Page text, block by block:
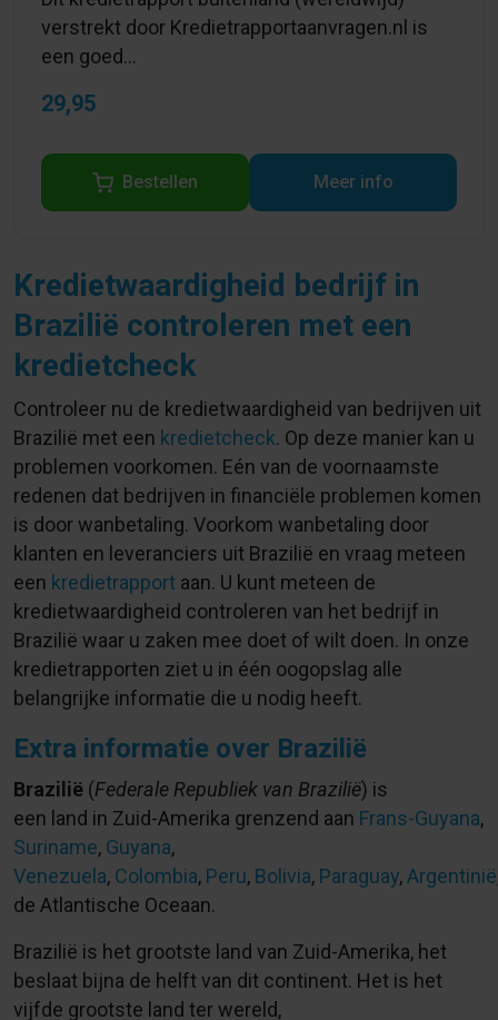
verstrekt door Kredietrapportaanvragen.nl is
een goed...
29,95
Bestellen Meer info
Kredietwaardigheid bedrijf in
Brazilië controleren met een
kredietcheck
Controleer nu de kredietwaardigheid van bedrijven uit
Brazilië met een kredietcheck. Op deze manier kan u
problemen voorkomen. Eén van de voornaamste
redenen dat bedrijven in financiële problemen komen
is door wanbetaling. Voorkom wanbetaling door
klanten en leveranciers uit Brazilië en vraag meteen
een kredietrapport aan. U kunt meteen de
kredietwaardigheid controleren van het bedrijf in
Brazilië waar u zaken mee doet of wilt doen. In onze
kredietrapporten ziet u in één oogopslag alle
belangrijke informatie die u nodig heeft.
Extra informatie over Brazilië
Brazilië (Federale Republiek van Brazilië) is
een land in Zuid-Amerika grenzend aan Frans-Guyana,
Suriname, Guyana,
Venezuela, Colombia, Peru, Bolivia, Paraguay,Argentinië
de Atlantische Oceaan.
Brazilië is het grootste land van Zuid-Amerika, het
beslaat bijna de helft van dit continent. Het is het
vijfde grootste land ter wereld,